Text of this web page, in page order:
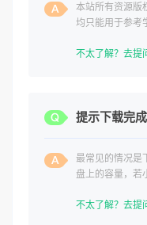
本站所有资源版
均只能用于参考
不太了解？去提
提示下载完
最常见的情况是
盘上的容量，若
不太了解？去提